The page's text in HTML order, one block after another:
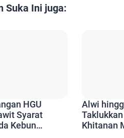
Suka Ini juga:
HGU
Syarat
Kebun
Alwi
Khitanan